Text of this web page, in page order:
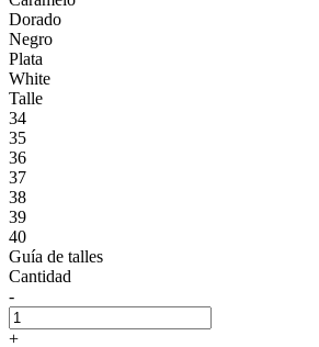
Dorado
Negro
Plata
White
Talle
34
35
36
37
38
39
40
Guía de talles
Cantidad
-
+